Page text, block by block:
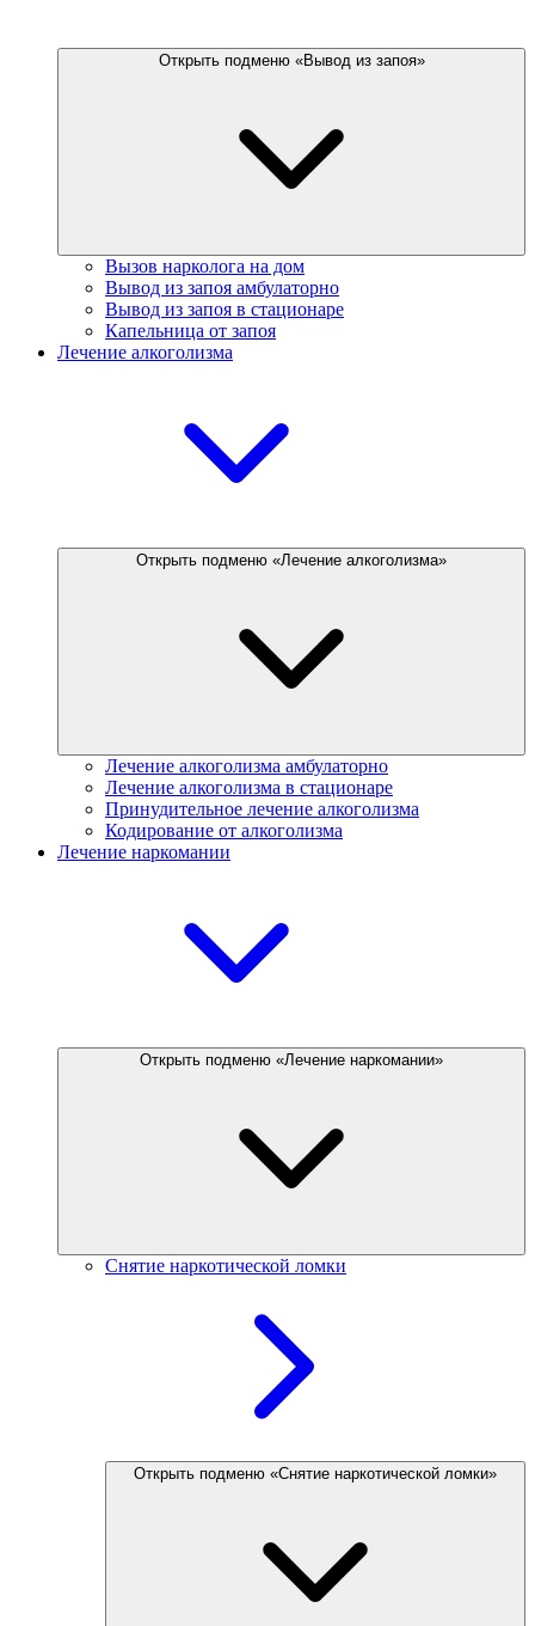
Открыть подменю «Вывод из запоя»
Вызов нарколога на дом
Вывод из запоя амбулаторно
Вывод из запоя в стационаре
Капельница от запоя
Лечение алкоголизма
Открыть подменю «Лечение алкоголизма»
Лечение алкоголизма амбулаторно
Лечение алкоголизма в стационаре
Принудительное лечение алкоголизма
Кодирование от алкоголизма
Лечение наркомании
Открыть подменю «Лечение наркомании»
Снятие наркотической ломки
Открыть подменю «Снятие наркотической ломки»